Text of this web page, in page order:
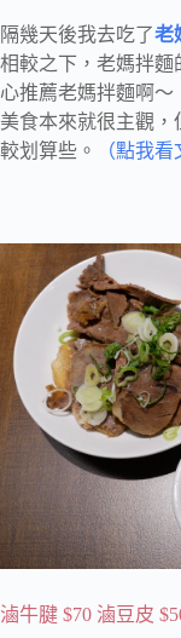
隔幾天後我去吃了老
相較之下，老媽拌麵
心推薦老媽拌麵啊～
美食本來就很主觀
較划算些。
（點我看
滷牛腱 $70 滷豆皮